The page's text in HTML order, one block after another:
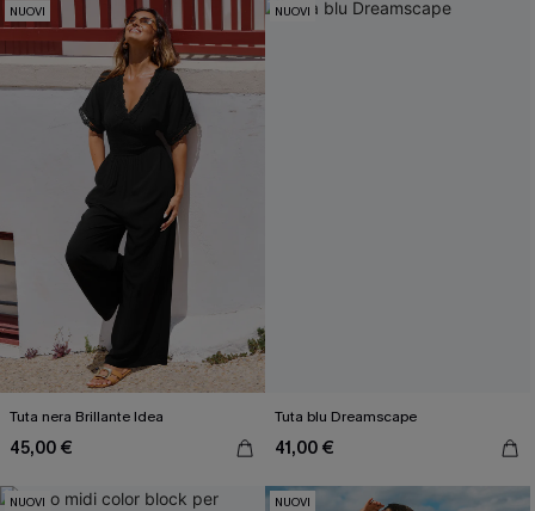
NUOVI
Tuta nera Brillante Idea
45,00 €
NUOVI
Tuta blu Dreamscape
41,00 €
NUOVI NUOVI